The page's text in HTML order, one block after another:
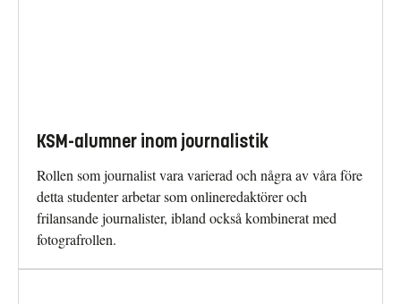
KSM-alumner inom journalistik
Rollen som journalist vara varierad och några av våra före
detta studenter arbetar som onlineredaktörer och
frilansande journalister, ibland också kombinerat med
fotografrollen.